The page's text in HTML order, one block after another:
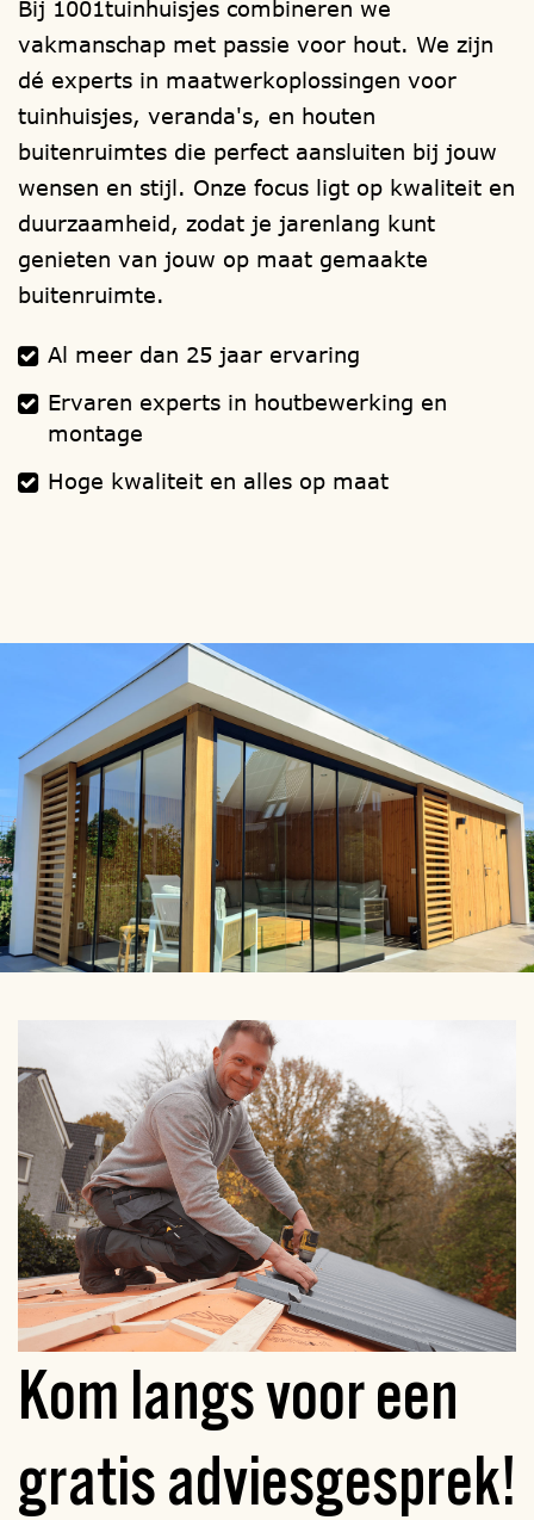
via de mailverkoop@1001tuinhuisjes.nl
Verwijzingen:funderingen,houtsoorten
ramen,deuren,isolatie, dakbedekking
dakgoten,schilderwerk,montage
handleiding.
Bij 1001tuinhuisjes combineren we
vakmanschap met passie voor hout. We zijn
dé experts in maatwerkoplossingen voor
tuinhuisjes, veranda's, en houten
buitenruimtes die perfect aansluiten bij jouw
wensen en stijl. Onze focus ligt op kwaliteit en
duurzaamheid, zodat je jarenlang kunt
genieten van jouw op maat gemaakte
buitenruimte.
Al meer dan 25 jaar ervaring
Ervaren experts in houtbewerking en
montage
Hoge kwaliteit en alles op maat
Kom langs voor een
gratisadviesgesprek!